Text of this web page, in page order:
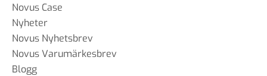
Novus Case
Nyheter
Novus Nyhetsbrev
Novus Varumärkesbrev
Blogg